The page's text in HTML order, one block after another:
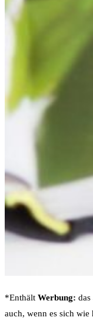
*Enthält Werbung:
auch, wenn es sich wie